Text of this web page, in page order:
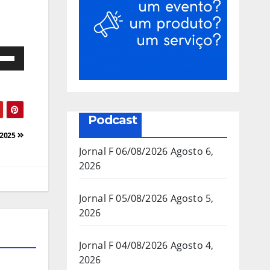
baixo
Podcast
Jornal F 06/08/2026 Agosto 6,
2026
Jornal F 05/08/2026 Agosto 5,
2026
Jornal F 04/08/2026 Agosto 4,
2026